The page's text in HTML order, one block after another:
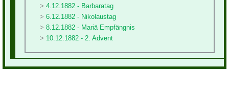
4.12.1882 - Barbaratag
6.12.1882 - Nikolaustag
8.12.1882 - Mariä Empfängnis
10.12.1882 - 2. Advent